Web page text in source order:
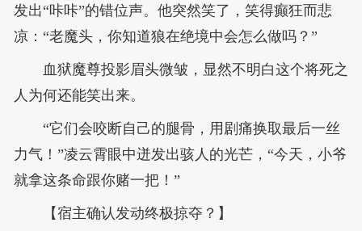
发出“咔咔”的错位声。他突然笑了，笑得癫狂而悲
凉：“老魔头，你知道狼在绝境中会怎么做吗？”
血狱魔尊投影眉头微皱，显然不明白这个将死之
人为何还能笑出来。
“它们会咬断自己的腿骨，用剧痛换取最后一丝
力气！”凌云霄眼中迸发出骇人的光芒，“今天，小爷
就拿这条命跟你赌一把！”
【宿主确认发动终极掠夺？】